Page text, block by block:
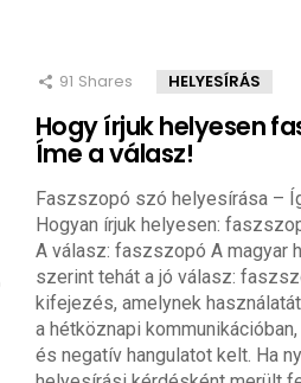
91 Shares HELYESÍRÁS
Hogy írjuk helyesen
Íme a válasz!
Faszszopó szó helyesírása –
Hogyan írjuk helyesen:
A válasz: faszszopó A magyar
szerint tehát a jó válasz:
kifejezés, amelynek
a hétköznapi
és negatív hangulatot kelt. Ha